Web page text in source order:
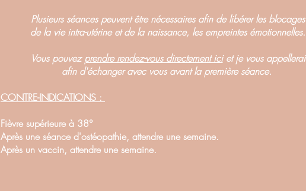
Plusieurs séances peuvent être nécessaires afin de libérer les blocages
de la vie intra-utérine et de la naissance, les empreintes émotionnelles.
Vous pouvezprendre rendez-vous directement iciet je vous appellerai
afin d'échanger avec vous avant la première séance.
CONTRE-INDICATIONS :
Fièvre supérieure à 38°
Après une séance d'ostéopathie, attendre une semaine.
Après un vaccin, attendre une semaine.